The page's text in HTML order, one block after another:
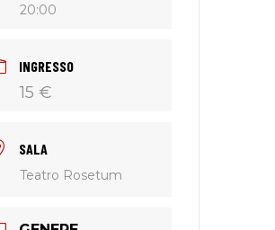
20:00
INGRESSO
15 €
SALA
Teatro Rosetum